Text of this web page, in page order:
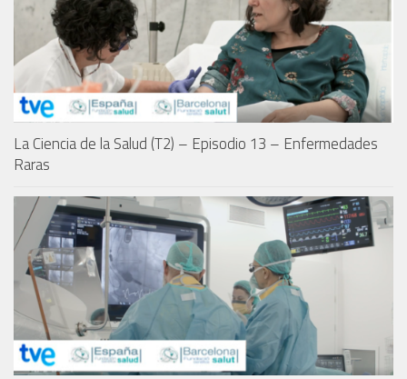
La Ciencia de la Salud (T2) – Episodio 13 – Enfermedades
Raras